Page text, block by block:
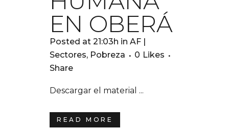
EN OBERÁ
Posted at 21:03h in AF |
Sectores, Pobreza 0 Likes
Share
Descargar el material ...
READ MORE